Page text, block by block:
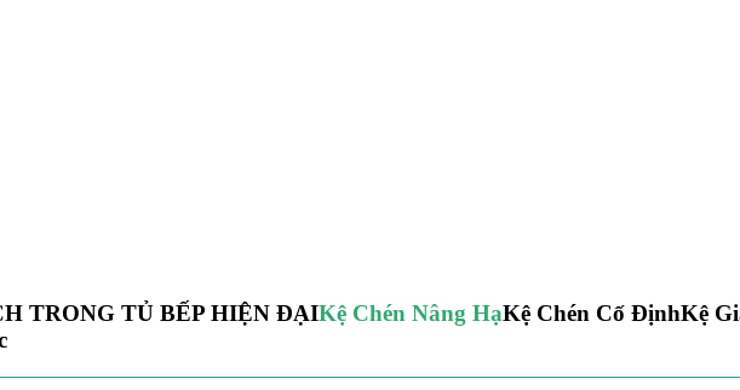
TRONG TỦ BẾP HIỆN ĐẠIKệ Chén Nâng HạKệ Chén Cố ĐịnhKệ